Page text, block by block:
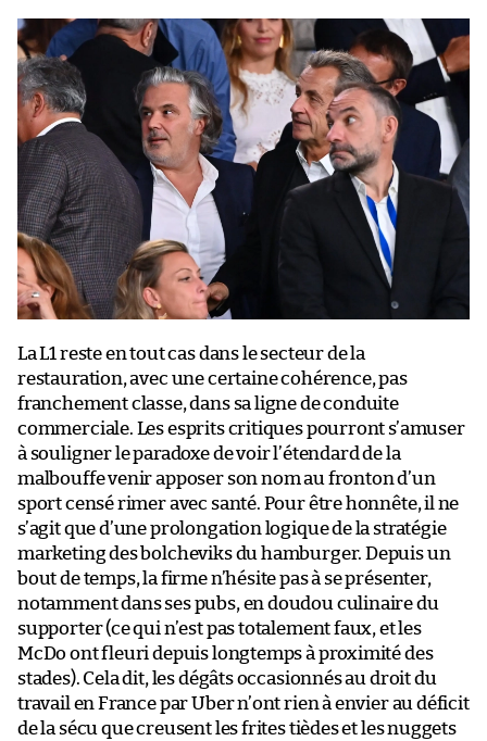
La L1 reste en tout cas dans le secteur de la
restauration, avec une certaine cohérence, pas
franchement classe, dans sa ligne de conduite
commerciale. Les esprits critiques pourront s’amuser
à souligner le paradoxe de voir l’étendard de la
malbouffe venir apposer son nom au fronton d’un
sport censé rimer avec santé. Pour être honnête, il ne
s’agit que d’une prolongation logique de la stratégie
marketing des bolcheviks du hamburger. Depuis un
bout de temps, la firme n’hésite pas à se présenter,
notamment dans ses pubs, en doudou culinaire du
supporter (ce qui n’est pas totalement faux, et les
McDo ont fleuri depuis longtemps à proximité des
stades). Cela dit, les dégâts occasionnés au droit du
travail en France par Uber n’ont rien à envier au déficit
de la sécu que creusent les frites tièdes et les nuggets